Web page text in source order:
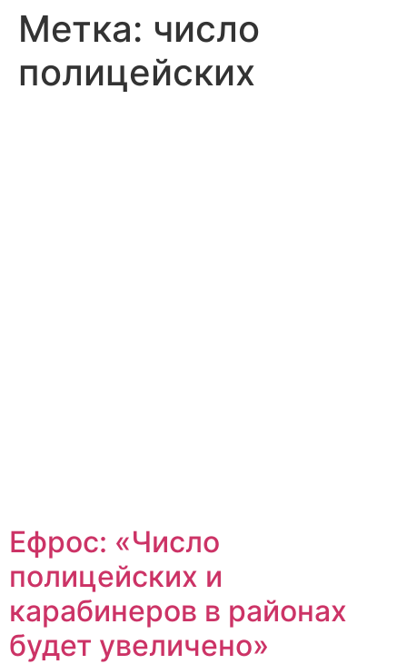
Метка: число
полицейских
Ефрос: «Число
полицейских и
карабинеров в районах
будет увеличено»